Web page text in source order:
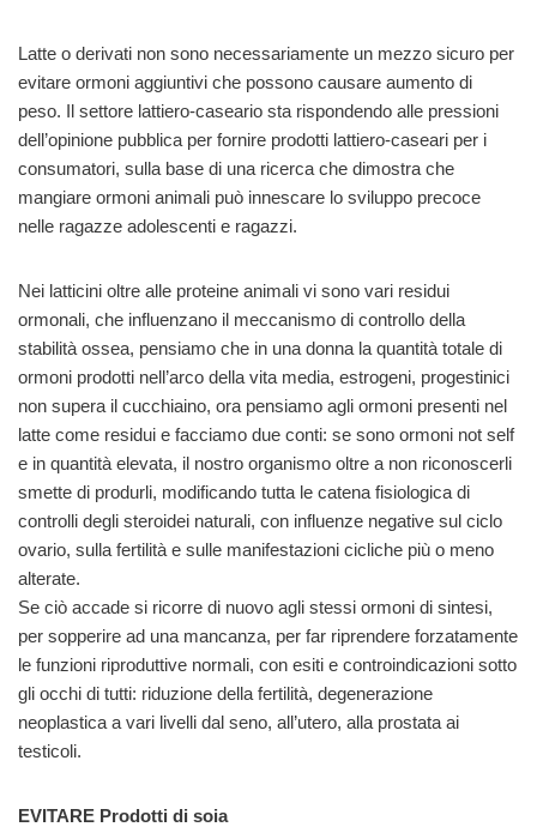
Latte o derivati ​​non sono necessariamente un mezzo sicuro per
evitare ormoni aggiuntivi che possono causare aumento di
peso. Il settore lattiero-caseario sta rispondendo alle pressioni
dell’opinione pubblica per fornire prodotti lattiero-caseari per i
consumatori, sulla base di una ricerca che dimostra che
mangiare ormoni animali può innescare lo sviluppo precoce
nelle ragazze adolescenti e ragazzi.
Nei latticini oltre alle proteine animali vi sono vari residui
ormonali, che influenzano il meccanismo di controllo della
stabilità ossea, pensiamo che in una donna la quantità totale di
ormoni prodotti nell’arco della vita media, estrogeni, progestinici
non supera il cucchiaino, ora pensiamo agli ormoni presenti nel
latte come residui e facciamo due conti: se sono ormoni not self
e in quantità elevata, il nostro organismo oltre a non riconoscerli
smette di produrli, modificando tutta le catena fisiologica di
controlli degli steroidei naturali, con influenze negative sul ciclo
ovario, sulla fertilità e sulle manifestazioni cicliche più o meno
alterate.
Se ciò accade si ricorre di nuovo agli stessi ormoni di sintesi,
per sopperire ad una mancanza, per far riprendere forzatamente
le funzioni riproduttive normali, con esiti e controindicazioni sotto
gli occhi di tutti: riduzione della fertilità, degenerazione
neoplastica a vari livelli dal seno, all’utero, alla prostata ai
testicoli.
EVITARE Prodotti di soia